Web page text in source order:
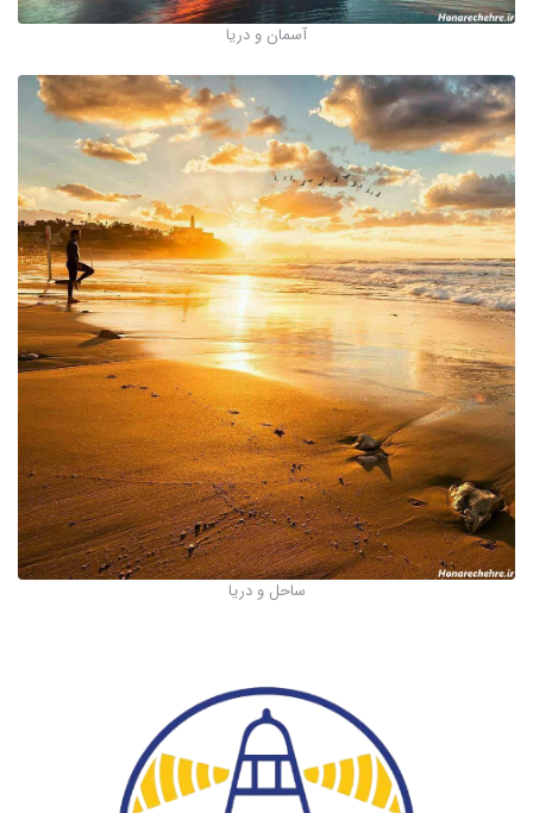
آسمان و دریا
ساحل و دریا